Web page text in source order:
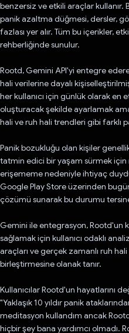
benzersiz ve etkili araçlar kullanır.
panik azaltma düğmesi, dersler,
fazlası yer alır. Tüm bu içerikler,
rehberliğinde sunulur.
Rootd, Gemini API'yi entegre
hali verilerine dayalı
her kullanıcı için günlük olarak en
oluşturacak şekilde ayarlamak
hali ve ruh hali trendleri gibi farklı
Panik bozukluğu olan kişiler
tatmin edici bir yaşam sürmek
erişememe nedeniyle ihtiyaç
Google Play Store üzerinden
çözümü sunarak bu durumu
Gemini ile entegrasyon, Rootd'un
sağlamak için kullanıcı odaklı
araçları ve gerçek zamanlı ruh
birleştirmesine olanak tanır.
Kullanıcılar Rootd'un hayatlarını
"Yaklaşık 10 yıldır panik
meditasyon kullandım ancak
hiçbir şey bana yardımcı olmadı.